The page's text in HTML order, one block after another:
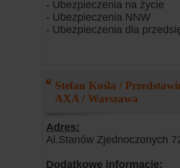
- Ubezpieczenia na życie
- Ubezpieczenia NNW
- Ubezpieczenia dla
Stefan Kośla /
AXA / Warszawa
Adres:
Al.Stanów Zjednoczonych
Dodatkowe informacje: